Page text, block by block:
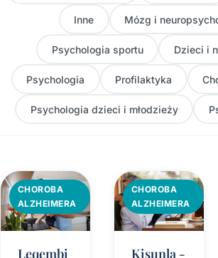
Inne Mózg i
Psychologia sportu Dzieci i
Psychologia Profilaktyka
Psychologia dzieci i młodzieży
CHOROBA
ALZHEIMERA
Leqembi
CHOROBA
ALZHEIMERA
Kisunla -